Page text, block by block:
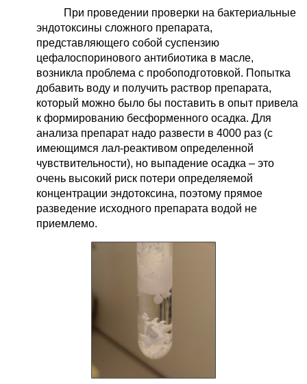
При проведении проверки на бактериальные
эндотоксины сложного препарата,
представляющего собой суспензию
цефалоспоринового антибиотика в масле,
возникла проблема с пробоподготовкой. Попытка
добавить воду и получить раствор препарата,
который можно было бы поставить в опыт привела
к формированию бесформенного осадка. Для
анализа препарат надо развести в 4000 раз (с
имеющимся лал-реактивом определенной
чувствительности), но выпадение осадка – это
очень высокий риск потери определяемой
концентрации эндотоксина, поэтому прямое
разведение исходного препарата водой не
приемлемо.